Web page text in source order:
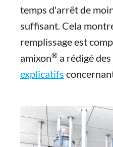
temps d'arrêt de
suffisant. Cela
remplissage est
amixon® a rédigé
explicatifs